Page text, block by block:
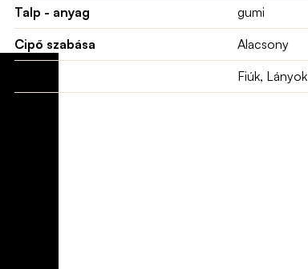
Talp - anyag
gumi
Cipő szabása
Alacsony
Fiúk, Lányok